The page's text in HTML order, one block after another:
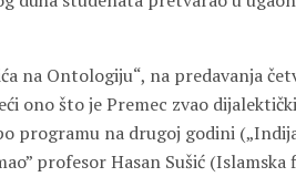
na Ontologiju“, na predavanja
ono što je Premec zvao
programu na drugoj godini
profesor Hasan Sušić